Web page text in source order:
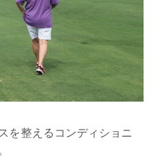
を整えるコンディショニ